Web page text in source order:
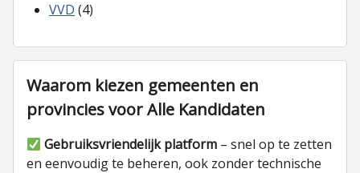
VVD (4)
Waarom kiezen gemeenten en
provincies voor Alle Kandidaten
Gebruiksvriendelijk platform – snel op te zetten
en eenvoudig te beheren, ook zonder technische